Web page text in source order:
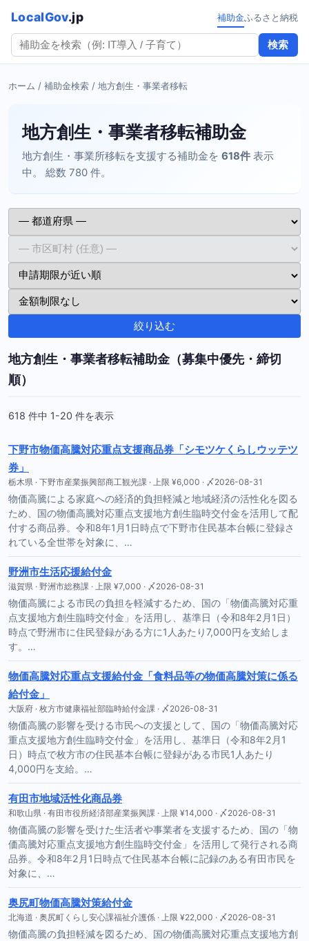
LocalGov.jp
検索
補助金ふるさと納税
ホーム / 補助金検索 / 地方創生・事業者移転
地方創生・事業者移転補助金
地方創生・事業所移転を支援する補助金を 618件 表示
中。 総数 780 件。
絞り込む
地方創生・事業者移転補助金（募集中優先・締切
順）
618 件中 1-20 件を表示
下野市物価高騰対応重点支援商品券「シモツケくらしウッテツ
券」
栃木県 · 下野市産業振興部商工観光課 · 上限 ¥6,000 · 〆2026-08-31
物価高騰による家庭への経済的負担軽減と地域経済の活性化を図る
ため、国の物価高騰対応重点支援地方創生臨時交付金を活用して配
付する商品券。令和8年1月1日時点で下野市住民基本台帳に登録さ
れている全世帯を対象に、…
野洲市生活応援給付金
滋賀県 · 野洲市総務課 · 上限 ¥7,000 · 〆2026-08-31
物価高騰による市民の負担を軽減するため、国の「物価高騰対応重
点支援地方創生臨時交付金」を活用し、基準日（令和8年2月1日）
時点で野洲市に住民登録がある方に1人あたり7,000円を支給しま
す。…
物価高騰対応重点支援給付金「食料品等の物価高騰対策に係る
給付金」
大阪府 · 枚方市健康福祉部臨時給付金課 · 〆2026-08-31
物価高騰の影響を受ける市民への支援として、国の「物価高騰対応
重点支援地方創生臨時交付金」を活用し、基準日（令和8年2月1
日）時点で枚方市の住民基本台帳に登録がある市民1人あたり
4,000円を支給。…
有田市地域活性化商品券
和歌山県 · 有田市役所経済部産業振興課 · 上限 ¥14,000 · 〆2026-08-31
物価高騰の影響を受けた生活者や事業者を支援するため、国の「物
価高騰対応重点支援地方創生臨時交付金」を活用して発行される商
品券。令和8年2月1日時点で住民基本台帳に記録のある有田市民を
対象に、…
奥尻町物価高騰対策給付金
北海道 · 奥尻町くらし安心課福祉介護係 · 上限 ¥22,000 · 〆2026-08-31
物価高騰の負担軽減を図るため、国の物価高騰対応重点支援地方創